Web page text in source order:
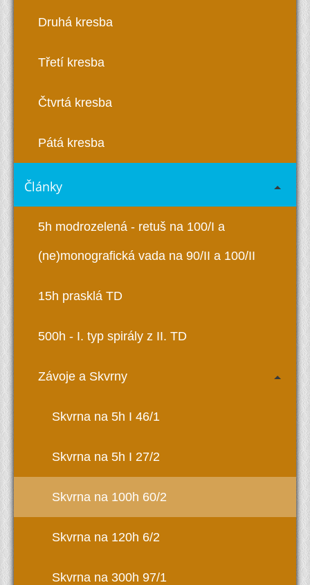
Druhá kresba
Třetí kresba
Čtvrtá kresba
Pátá kresba
Články
5h modrozelená - retuš na 100/I a
(ne)monografická vada na 90/II a 100/II
15h prasklá TD
500h - I. typ spirály z II. TD
Závoje a Skvrny
Skvrna na 5h I 46/1
Skvrna na 5h I 27/2
Skvrna na 100h 60/2
Skvrna na 120h 6/2
Skvrna na 300h 97/1